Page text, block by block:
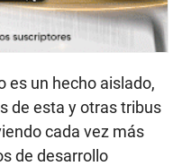
es un hecho aislado,
de esta y otras tribus
cada vez más
de desarrollo